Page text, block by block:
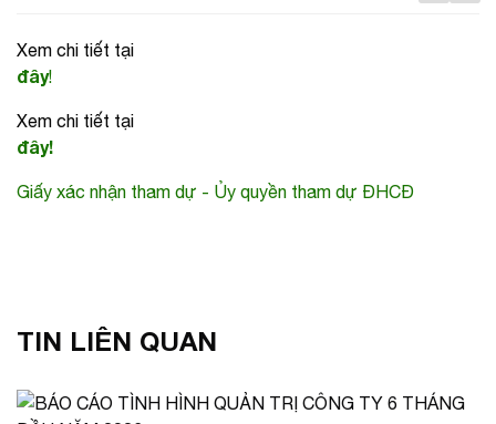
Xem chi tiết tại
đây!
Xem chi tiết tại
đây!
Giấy xác nhận tham dự - Ủy quyền tham dự ĐHCĐ
TIN LIÊN QUAN